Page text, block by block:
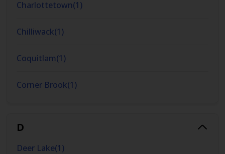
Charlottetown(1)
Chilliwack(1)
Coquitlam(1)
Corner Brook(1)
D
Deer Lake(1)